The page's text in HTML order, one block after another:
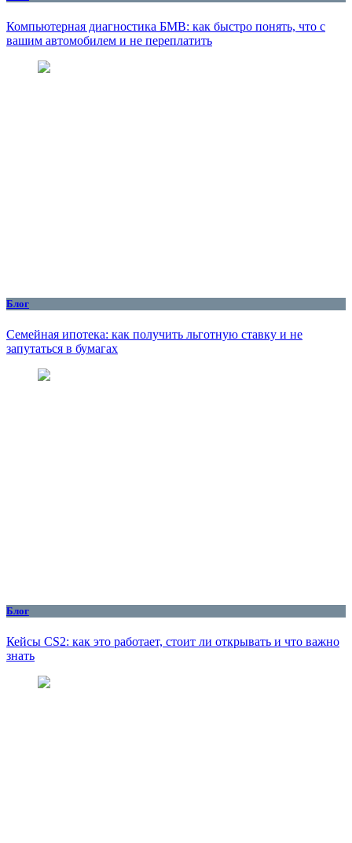
Компьютерная диагностика БМВ: как быстро понять, что с
вашим автомобилем и не переплатить
Блог
Семейная ипотека: как получить льготную ставку и не
запутаться в бумагах
Блог
Кейсы CS2: как это работает, стоит ли открывать и что важно
знать